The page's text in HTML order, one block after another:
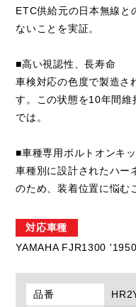
ETC供給元の日本無線と
ないことを実証。
■高い視認性、長寿命
車検対応の色度で製造さ
す。この状態を10年間維
では。
■車種専用ボルトオンキ
車種別に設計されたハー
のため、装着位置に悩む
対応車種
YAMAHA FJR1300
品番